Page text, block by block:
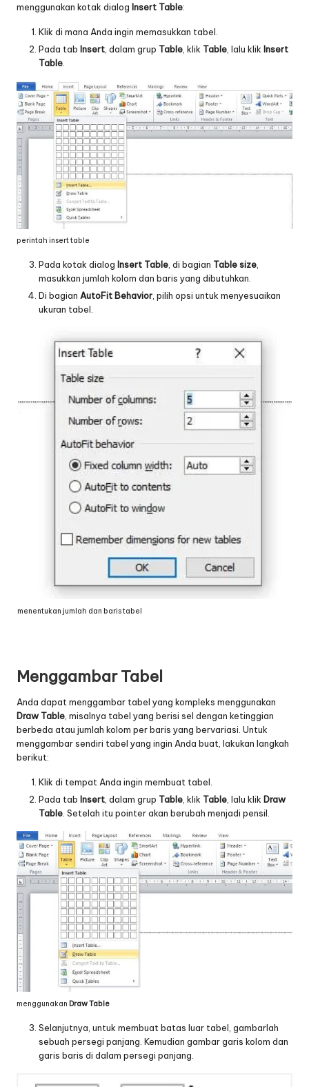
menggunakan kotak dialog Insert Table:
Klik di mana Anda ingin memasukkan tabel.
Pada tab Insert , dalam grup Table , klik Table , lalu klik Insert
Table
perintah insert table
Pada kotak dialog Insert Table, di bagian Table size,
masukkan jumlah kolom dan baris yang dibutuhkan.
Di bagian AutoFit Behavior, pilih opsi untuk menyesuaikan
ukuran tabel.
menentukan jumlah dan baris tabel
Menggambar Tabel
Anda dapat menggambar tabel yang kompleks menggunakan
Draw Table, misalnya tabel yang berisi sel dengan ketinggian
berbeda atau jumlah kolom per baris yang bervariasi. Untuk
menggambar sendiri tabel yang ingin Anda buat, lakukan langkah
berikut:
Klik di tempat Anda ingin membuat tabel.
Pada tab Insert, dalam grup Table, klik Table, lalu klik Draw
Table. Setelah itu pointer akan berubah menjadi pensil.
menggunakan Draw Table
Selanjutnya, untuk membuat batas luar tabel, gambarlah
sebuah persegi panjang. Kemudian gambar garis kolom dan
garis baris di dalam persegi panjang.